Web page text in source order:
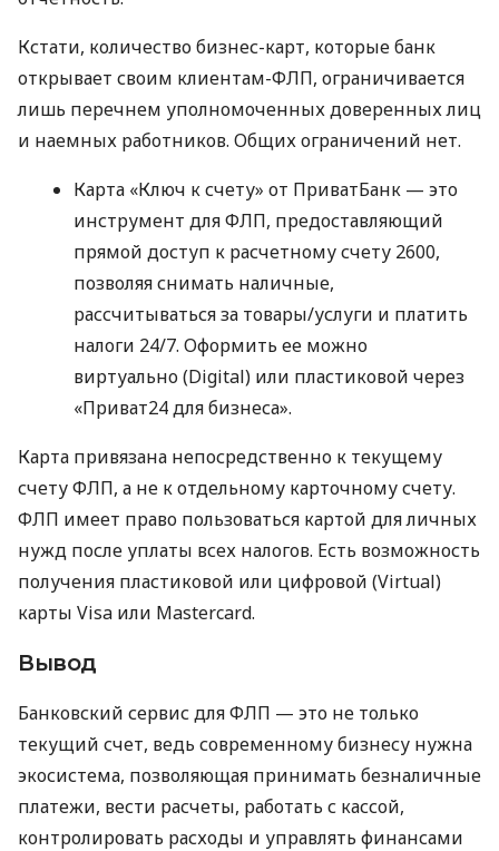
Кстати, количество бизнес-карт, которые банк
открывает своим клиентам-ФЛП, ограничивается
лишь перечнем уполномоченных доверенных лиц
и наемных работников. Общих ограничений нет.
Карта «Ключ к счету» от ПриватБанк — это
инструмент для ФЛП, предоставляющий
прямой доступ к расчетному счету 2600,
позволяя снимать наличные,
рассчитываться за товары/услуги и платить
налоги 24/7. Оформить ее можно
виртуально (Digital) или пластиковой через
«Приват24 для бизнеса».
Карта привязана непосредственно к текущему
счету ФЛП, а не к отдельному карточному счету.
ФЛП имеет право пользоваться картой для личных
нужд после уплаты всех налогов. Есть возможность
получения пластиковой или цифровой (Virtual)
карты Visa или Mastercard.
Вывод
Банковский сервис для ФЛП — это не только
текущий счет, ведь современному бизнесу нужна
экосистема, позволяющая принимать безналичные
платежи, вести расчеты, работать с кассой,
контролировать расходы и управлять финансами